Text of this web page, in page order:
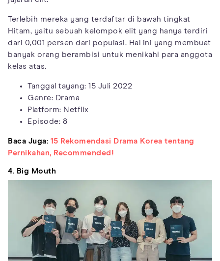
Terlebih mereka yang terdaftar di bawah tingkat
Hitam, yaitu sebuah kelompok elit yang hanya terdiri
dari 0,001 persen dari populasi. Hal ini yang membuat
banyak orang berambisi untuk menikahi para anggota
kelas atas.
Tanggal tayang: 15 Juli 2022
Genre: Drama
Platform: Netflix
Episode: 8
Baca Juga: 15 Rekomendasi Drama Korea tentang
Pernikahan, Recommended!
4. Big Mouth